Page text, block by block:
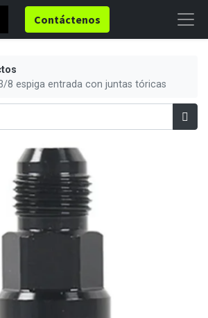
Contáctenos
8 espiga entrada con juntas tóricas